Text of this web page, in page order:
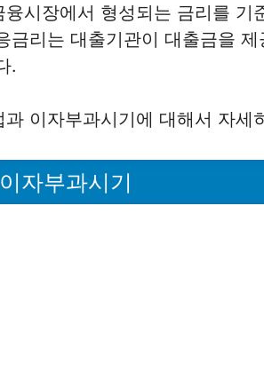
융시장에서 형성되는 금리를 기
금리는 대출기관이 대출금을
.
이자부과시기에 대해서 자세
자부과시기